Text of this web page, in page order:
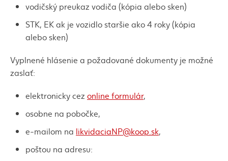
vodičský preukaz vodiča (kópia alebo sken)
STK, EK ak je vozidlo staršie ako 4 roky (kópia
alebo sken)
Vyplnené hlásenie a požadované dokumenty je možné
zaslať:
elektronicky cez online formulár,
osobne na pobočke,
e-mailom na likvidaciaNP@koop.sk,
poštou na adresu: